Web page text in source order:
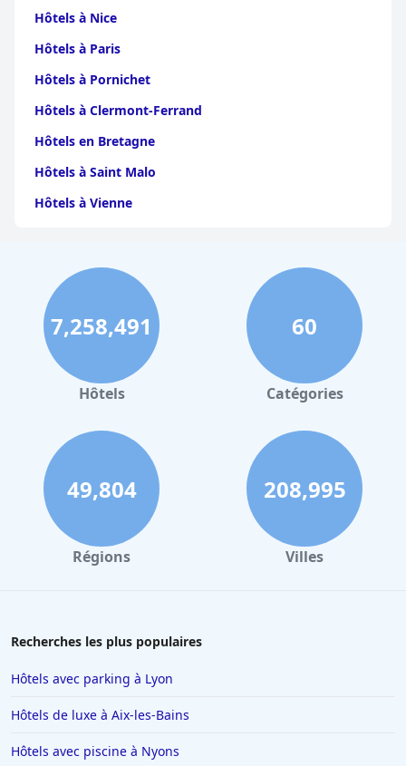
Hôtels à Nice
Hôtels à Paris
Hôtels à Pornichet
Hôtels à Clermont-Ferrand
Hôtels en Bretagne
Hôtels à Saint Malo
Hôtels à Vienne
Hôtels à Perpignan
Hôtels au Grand-Bornand
Hôtels à Strasbourg
Hôtels à Valence
Hôtels à Gerardmer
Hôtels à Palerme
Hôtels à Dinard
Hôtels à Biarritz
Hôtels à Verbier
Hôtels en Savoie
Hôtels à Saint-Martin-de-Belleville
7,258,491
Hôtels
60
Catégories
49,804
Régions
208,995
Villes
Recherches les plus populaires
Hôtels avec parking à Lyon
Hôtels de luxe à Aix-les-Bains
Hôtels avec piscine à Nyons